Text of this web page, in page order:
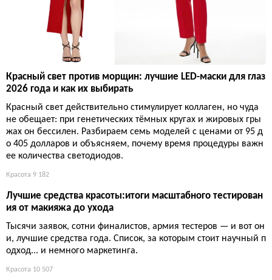
Красный свет против морщин: лучшие LED-маски для глаз
2026 года и как их выбирать
Красный свет действительно стимулирует коллаген, но чуда
не обещает: при генетических тёмных кругах и жировых гры
жах он бессилен. Разбираем семь моделей с ценами от 95 д
о 405 долларов и объясняем, почему время процедуры важн
ее количества светодиодов.
Красота 9 182
Лучшие средства красоты:итоги масштабного тестирован
ия от макияжа до ухода
Тысячи заявок, сотни финалистов, армия тестеров — и вот он
и, лучшие средства года. Список, за которым стоит научный п
одход... и немного маркетинга.
Красота 10 507